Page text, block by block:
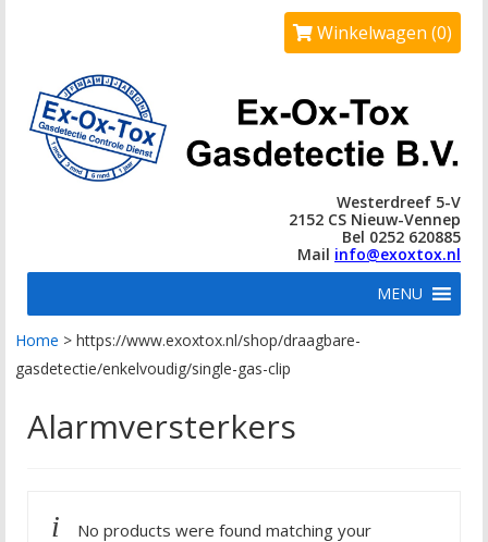
Winkelwagen (0)
Westerdreef 5-V
2152 CS Nieuw-Vennep
Bel 0252 620885
Mail info@exoxtox.nl
MENU
Home > https://www.exoxtox.nl/shop/draagbare-
gasdetectie/enkelvoudig/single-gas-clip
Alarmversterkers
No products were found matching your